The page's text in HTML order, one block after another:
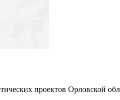
проектов Орловской